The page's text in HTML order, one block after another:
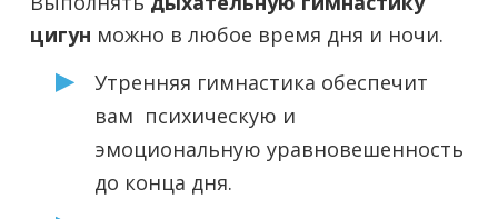
цигун можно в любое время дня и ночи.
Утренняя гимнастика обеспечит
вам психическую и
эмоциональную уравновешенность
до конца дня.